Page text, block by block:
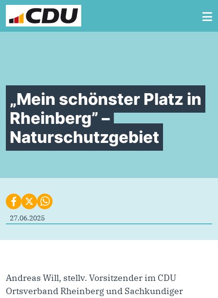
Zum Inhalt springen
„Mein schönster Platz in
Rheinberg” –
Naturschutzgebiet
27.06.2025
Andreas Will, stellv. Vorsitzender im CDU
Ortsverband Rheinberg und Sachkundiger